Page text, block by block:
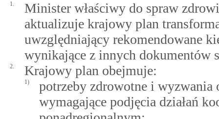
1.
Minister właściwy do spraw
aktualizuje krajowy plan
uwzględniający rekomendowane
wynikające z innych dokumentów
2. Krajowy plan obejmuje:
1)
potrzeby zdrowotne i
wymagające podjęcia działań